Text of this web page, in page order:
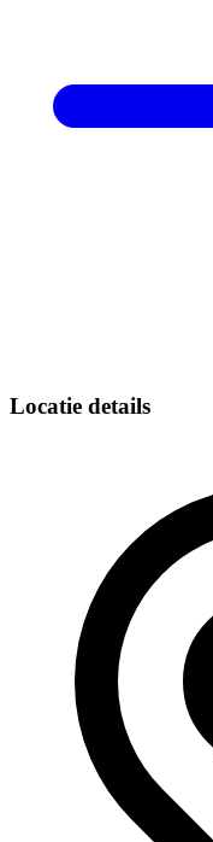
Locatie details